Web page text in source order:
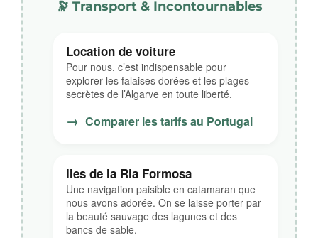
🔭 Transport & Incontournables
Location de voiture
Pour nous, c’est indispensable pour
explorer les falaises dorées et les plages
secrètes de l’Algarve en toute liberté.
→ Comparer les tarifs au Portugal
Iles de la Ria Formosa
Une navigation paisible en catamaran que
nous avons adorée. On se laisse porter par
la beauté sauvage des lagunes et des
bancs de sable.